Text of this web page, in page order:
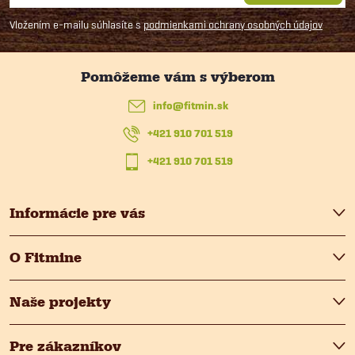
á
p
e
Vložením e-mailu súhlasíte spodmienkami ochrany osobných údajov
Informácie pre vás
O Fitmine
Naše projekty
Pre zákazníkov
info@fitmin.sk
+421 910 701 519
+421 910 701 519